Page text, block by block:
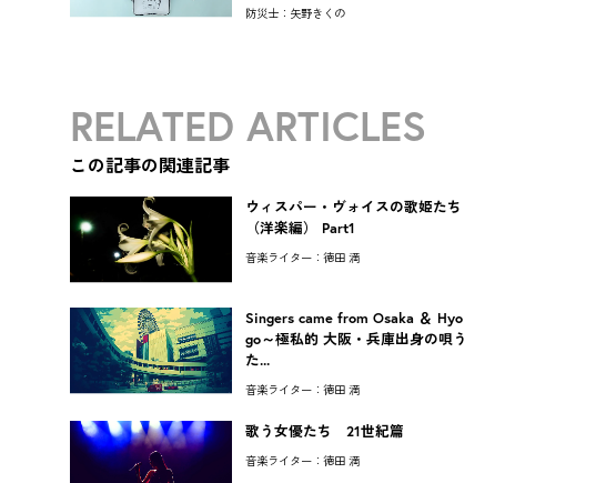
防災士：矢野きくの
RELATED ARTICLES
この記事の関連記事
ウィスパー・ヴォイスの歌姫たち
（洋楽編） Part1
音楽ライター：徳田 満
Singers came from Osaka ＆ Hyo
go～極私的 大阪・兵庫出身の唄う
た...
音楽ライター：徳田 満
歌う女優たち 21世紀篇
音楽ライター：徳田 満